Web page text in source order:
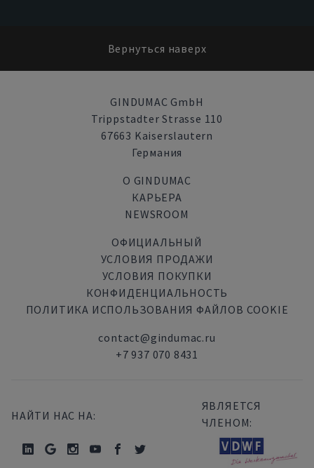
Вернуться наверх
GINDUMAC GmbH
Trippstadter Strasse 110
67663 Kaiserslautern
Германия
О GINDUMAC
КАРЬЕРА
NEWSROOM
ОФИЦИАЛЬНЫЙ
УСЛОВИЯ ПРОДАЖИ
УСЛОВИЯ ПОКУПКИ
КОНФИДЕНЦИАЛЬНОСТЬ
ПОЛИТИКА ИСПОЛЬЗОВАНИЯ ФАЙЛОВ COOKIE
contact@gindumac.ru
+7 937 070 8431
НАЙТИ НАС НА:
ЯВЛЯЕТСЯ
ЧЛЕНОМ: